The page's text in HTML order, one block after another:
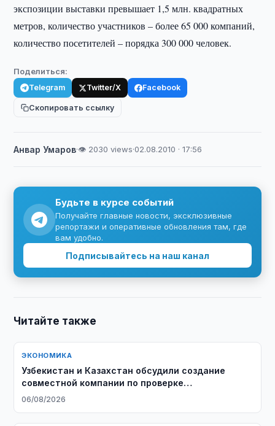
экспозиции выставки превышает 1,5 млн. квадратных
метров, количество участников – более 65 000 компаний,
количество посетителей – порядка 300 000 человек.
Поделиться:
Telegram Twitter/X Facebook
Скопировать ссылку
Анвар Умаров·👁 2030 views·02.08.2010 · 17:56
Будьте в курсе событий
Получайте главные новости, эксклюзивные
репортажи и оперативные обновления там, где
вам удобно.
Подписывайтесь на наш канал
Читайте также
ЭКОНОМИКА
Узбекистан и Казахстан обсудили создание
совместной компании по проверке
добросовестности контрагентов
06/08/2026